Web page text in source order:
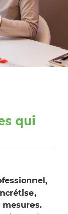
qui